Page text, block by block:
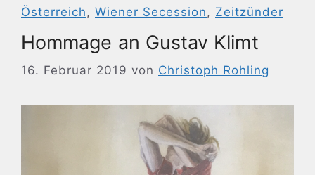
Österreich , Wiener Secession , Zeitzünder
Hommage an Gustav Klimt
16. Februar 2019 von Christoph Rohling